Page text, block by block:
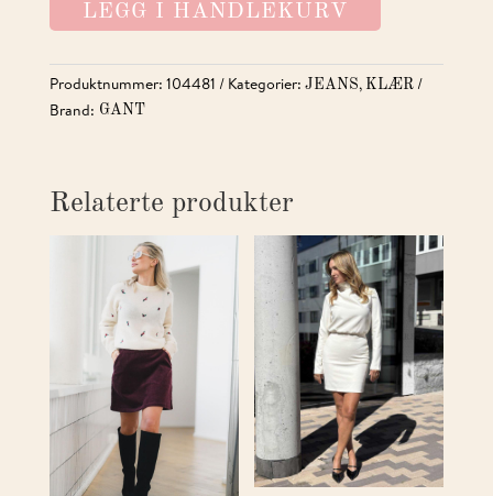
ANTALLLEGG I HANDLEKURV
Produktnummer: 104481 Kategorier: JEANS, KLÆR
Brand: GANT
Relaterte produkter